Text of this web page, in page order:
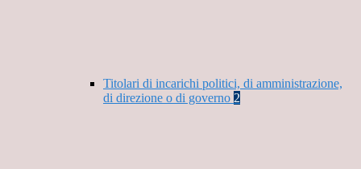
Titolari di incarichi politici, di amministrazione,
di direzione o di governo 2